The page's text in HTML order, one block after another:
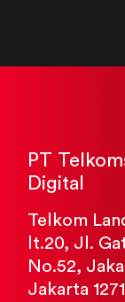
Grossing
Luncurkan
PT
Digital
Telkom
lt.20, Jl.
No.52,
Jakarta